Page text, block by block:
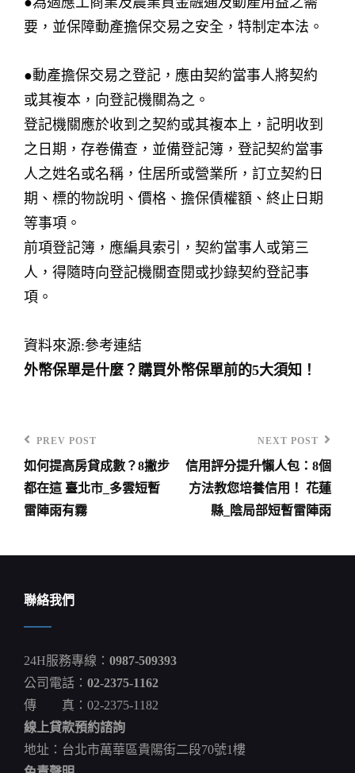
要，並保障動產擔保交易之安全，特制定本法。
●動產擔保交易之登記，應由契約當事人將契約
或其複本，向登記機關為之。
登記機關應於收到之契約或其複本上，記明收到
之日期，存卷備查，並備登記簿，登記契約當事
人之姓名或名稱，住居所或營業所，訂立契約日
期、標的物說明、價格、擔保債權額、終止日期
等事項。
前項登記簿，應編具索引，契約當事人或第三
人，得隨時向登記機關查閱或抄錄契約登記事
項。
資料來源:參考連結
外幣保單是什麼？購買外幣保單前的5大須知！
文
章
覽
Previous
Post
PREV POST
如何提高房貸成數？8撇步
都在這 臺北市_多雲短暫
雷陣雨有霧
Post
NEXT POST
信用評分提升懶人包：8個
方法教您培養信用！ 花蓮
縣_陰局部短暫雷陣雨
聯絡我們
24H服務專線： 0987-509393
公司電話： 02-2375-1162
傳 真：02-2375-1182
線上貸款預約諮詢
地址：台北市萬華區貴陽街二段70號1樓